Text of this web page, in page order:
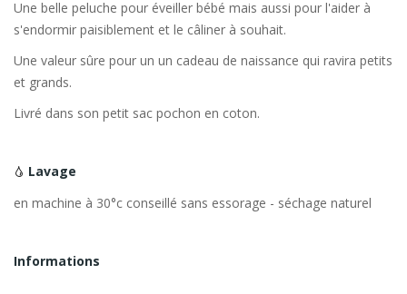
Une belle peluche pour éveiller bébé mais aussi pour l'aider à
s'endormir paisiblement et le câliner à souhait.
Une valeur sûre pour un un cadeau de naissance qui ravira petits
et grands.
Livré dans son petit sac pochon en coton.
Lavage
en machine à 30°c conseillé sans essorage - séchage naturel
Informations